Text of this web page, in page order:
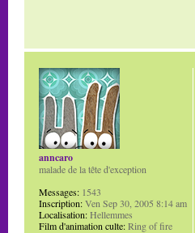
anncaro
malade de la tête d'exception
Messages: 1543
Inscription:Ven Sep 30, 2005 8:14 am
Localisation:Hellemmes
Film d'animation culte:Ring of fire